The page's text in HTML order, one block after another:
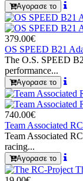
Αγορασε το
379.00€
OS SPEED B21
The O.S. SPEED
performance...
Αγορασε το
740.00€
Team Associated
Team Associated
racing...
Αγορασε το